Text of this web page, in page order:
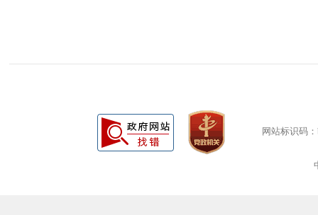
网站标识码